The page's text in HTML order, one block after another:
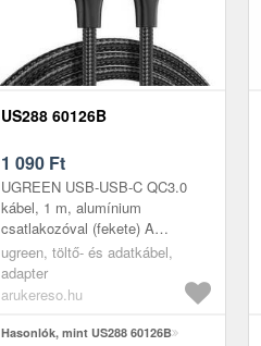
US288 60126B
1 090 Ft
UGREEN USB-USB-C QC3.0
kábel, 1 m, alumínium
csatlakozóval (fekete) A
UGREEN USB-C kábel a kiváló
minőség, tartósság és elegancia
tökéletes kombiná...
ugreen, töltő- és adatkábel,
adapter
arukereso.hu
Hasonlók, mint US288 60126B